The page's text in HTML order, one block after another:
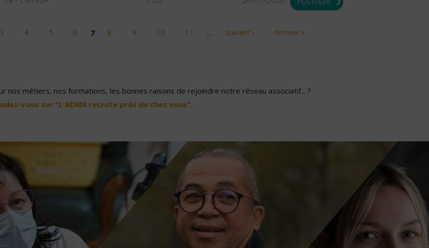
3 4 5 6 7 8 9 10 11 … suivant › dernier »
nos métiers, nos formations, les bonnes raisons de rejoindre notre réseau associatif... ?
vous sur "L'ADMR recrute près de chez vous".